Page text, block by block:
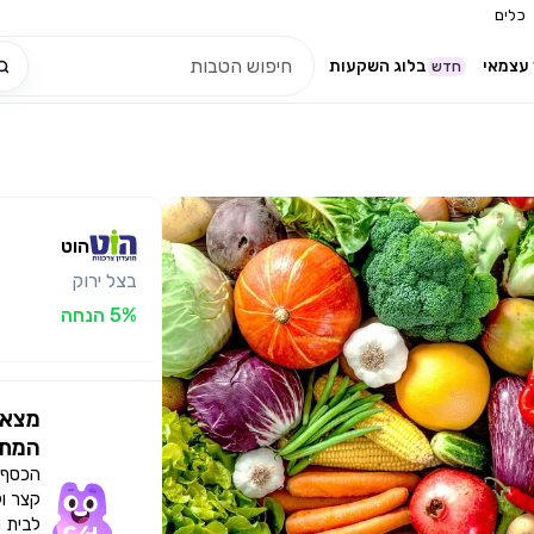
כלים
בלוג השקעות חדש
הוט
בצל ירוק
5% הנחה
הכסף
קצר